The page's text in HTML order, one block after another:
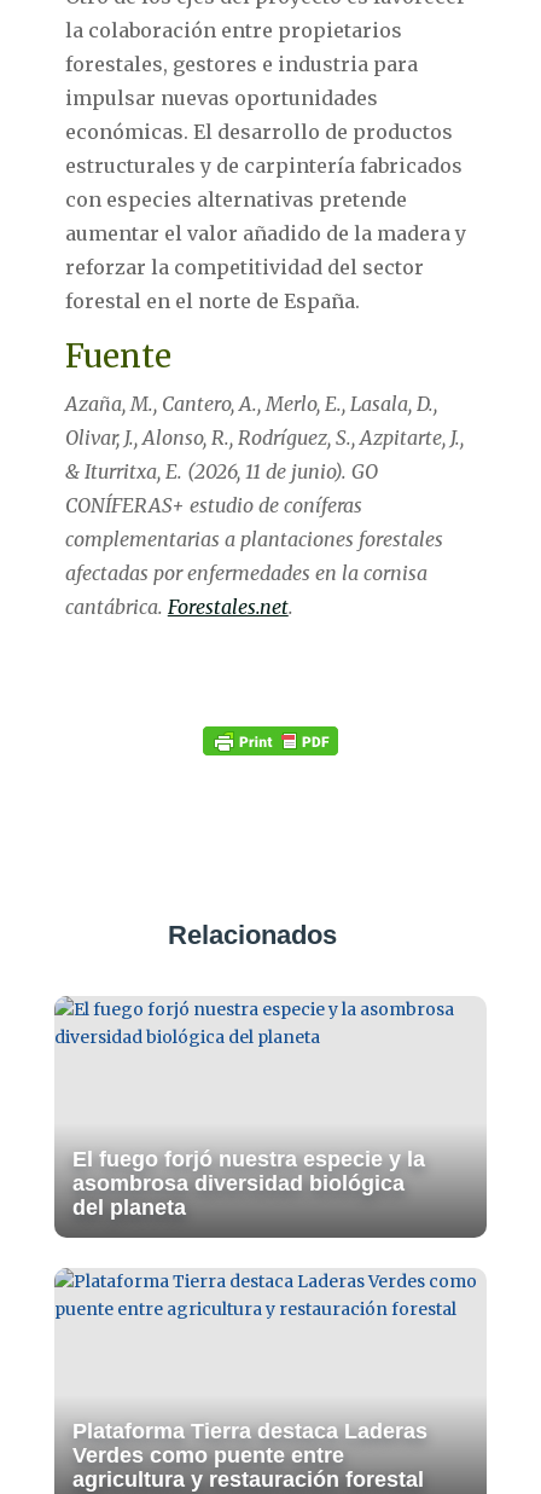
la colaboración entre propietarios
forestales, gestores e industria para
impulsar nuevas oportunidades
económicas. El desarrollo de productos
estructurales y de carpintería fabricados
con especies alternativas pretende
aumentar el valor añadido de la madera y
reforzar la competitividad del sector
forestal en el norte de España.
Fuente
Azaña, M., Cantero, A., Merlo, E., Lasala, D.,
Olivar, J., Alonso, R., Rodríguez, S., Azpitarte, J.,
& Iturritxa, E. (2026, 11 de junio). GO
CONÍFERAS+ estudio de coníferas
complementarias a plantaciones forestales
afectadas por enfermedades en la cornisa
cantábrica. Forestales.net.
Relacionados
El fuego forjó nuestra especie y la
asombrosa diversidad biológica
del planeta
Plataforma Tierra destaca Laderas
Verdes como puente entre
agricultura y restauración forestal